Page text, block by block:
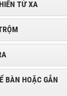
TỪ XA
BÀN HOẶC GẮN